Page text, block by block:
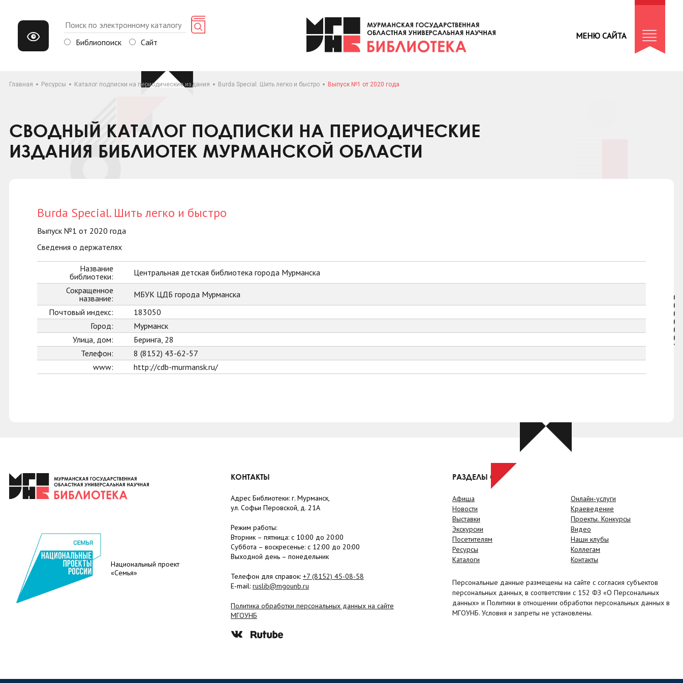
Библиопоиск Сайт
МЕНЮ САЙТА
Главная Ресурсы Каталог подписки на периодические издания Burda Special. Шить легко и быстро Выпуск №1 от 2020 года
СВОДНЫЙ КАТАЛОГ ПОДПИСКИ НА ПЕРИОДИЧЕСКИЕ
ИЗДАНИЯ БИБЛИОТЕК МУРМАНСКОЙ ОБЛАСТИ
Burda Special. Шить легко и быстро
Выпуск №1 от 2020 года
Сведения о держателях
Название
библиотеки:
Центральная детская библиотека города Мурманска
Сокращенное
название:
МБУК ЦДБ города Мурманска
Почтовый индекс:
183050
Город:
Мурманск
Улица, дом:
Беринга, 28
Телефон:
8 (8152) 43-62-57
www:
http://cdb-murmansk.ru/
Национальный проект
«Семья»
КОНТАКТЫ
Адрес Библиотеки: г. Мурманск,
ул. Софьи Перовской, д. 21А
Режим работы:
Вторник – пятница: с 10:00 до 20:00
Суббота – воскресенье: c 12:00 до 20:00
Выходной день – понедельник
Телефон для справок: +7 (8152) 45-08-58
E-mail: ruslib@mgounb.ru
Политика обработки персональных данных на сайте
МГОУНБ
РАЗДЕЛЫ САЙТА
Афиша
Новости
Выставки
Экскурсии
Посетителям
Ресурсы
Каталоги
Онлайн-услуги
Краеведение
Проекты. Конкурсы
Видео
Наши клубы
Коллегам
Контакты
Персональные данные размещены на сайте с согласия субъектов
персональных данных, в соответствии с 152 ФЗ «О Персональных
данных» и Политики в отношении обработки персональных данных в
МГОУНБ. Условия и запреты не установлены.